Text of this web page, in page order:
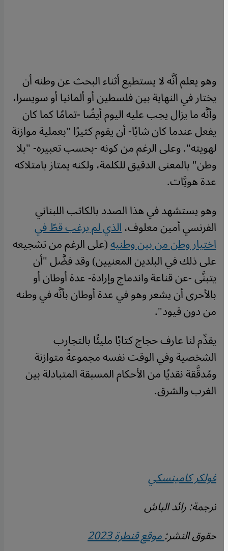
وهو يعلم أنَّه لا يستطيع أثناء البحث عن وطنه أن
يختار في النهاية بين فلسطين أو ألمانيا أو سويسرا،
وأنَّه ما يزال يجب عليه اليوم أيضًا -تمامًا كما كان
يفعل عندما كان شابًا- أن يقوم كثيرًا "بعملية موازنة
لهويته". وعلى الرغم من كونه -بحسب تعبيره- "بلا
وطن" بالمعنى الدقيق للكلمة، ولكنه يمتاز بامتلاكه
عدة هويَّات.
وهو يستشهد في هذا الصدد بالكاتب اللبناني
الفرنسي أمين معلوف،الذي لم يرغب قطّ في
اختيار وطن من بين وطنيه(على الرغم من تشجيعه
على ذلك في البلدين المعنيين) وقد فضَّل "أن
يتبنَّى -عن قناعة واندماج وإرادة- عدة أوطان أو
بالأحرى أن يشعر وهو في عدة أوطان بأنَّه في وطنه
من دون قيود".
يقدِّم لنا عارف حجاج كتابًا مليئًا بالتجارب
الشخصية وفي الوقت نفسه مجموعةً متوازنة
ومُدقَّقة نقديًا من الأحكام المسبقة المتبادلة بين
الغرب والشرق.
فولكر كامينسكي
ترجمة: رائد الباش
حقوق النشر:موقع قنطرة 2023